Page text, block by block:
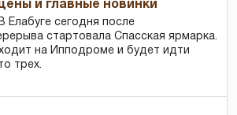
и главные новинки
В Елабуге сегодня после
стартовала Спасская ярмарка.
на Ипподроме и будет идти
трех.